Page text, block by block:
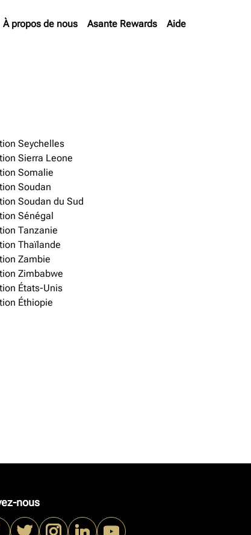
À propos de nous Asante Rewards Aide
Seychelles
Sierra Leone
Somalie
Soudan
Soudan du Sud
Sénégal
Tanzanie
Thaïlande
Zambie
Zimbabwe
États-Unis
Éthiopie
nous